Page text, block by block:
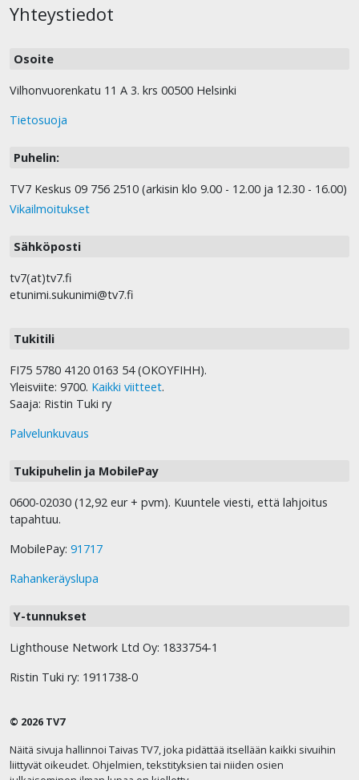
Yhteystiedot
Osoite
Vilhonvuorenkatu 11 A 3. krs 00500 Helsinki
Tietosuoja
Puhelin:
TV7 Keskus 09 756 2510 (arkisin klo 9.00 - 12.00 ja 12.30 - 16.00)
Vikailmoitukset
Sähköposti
tv7(at)tv7.fi
etunimi.sukunimi@tv7.fi
Tukitili
FI75 5780 4120 0163 54 (OKOYFIHH).
Yleisviite: 9700. Kaikki viitteet.
Saaja: Ristin Tuki ry
Palvelunkuvaus
Tukipuhelin ja MobilePay
0600-02030 (12,92 eur + pvm). Kuuntele viesti, että lahjoitus
tapahtuu.
MobilePay: 91717
Rahankeräyslupa
Y-tunnukset
Lighthouse Network Ltd Oy: 1833754-1
Ristin Tuki ry: 1911738-0
© 2026 TV7
Näitä sivuja hallinnoi Taivas TV7, joka pidättää itsellään kaikki sivuihin
liittyvät oikeudet. Ohjelmien, tekstityksien tai niiden osien